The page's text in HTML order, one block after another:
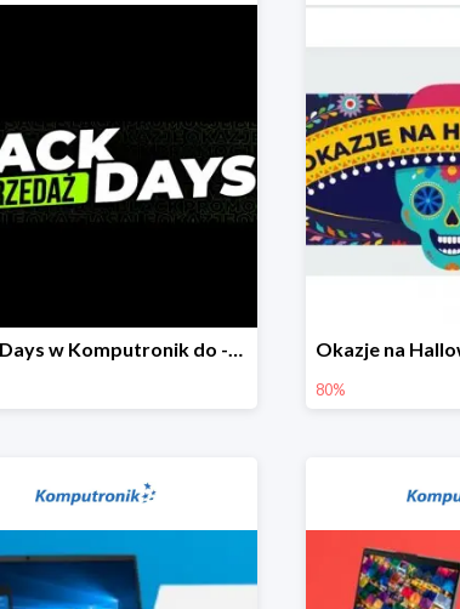
Black Days w Komputronik do -80%
80%